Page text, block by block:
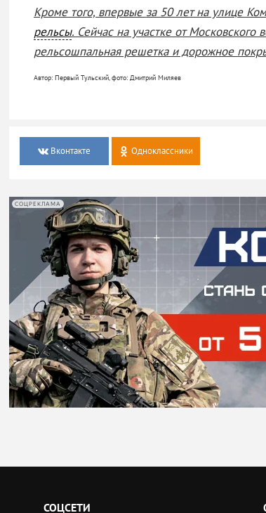
Кроме того, впервые за 50 лет на улице
рельсы. Сейчас на участке от Московского
рельсошпальная решетка и дорожное
Автор: Первый Тульский, фото: Дмитрий Миляев
Вконтакте Одноклассники
СОЦРЕКЛАМА
СОЦСЕТИ